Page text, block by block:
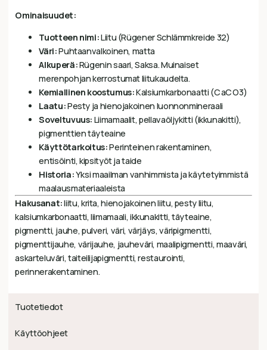
Ominaisuudet:
Tuotteen nimi:Liitu (Rügener Schlämmkreide 32)
Väri:Puhtaanvalkoinen, matta
Alkuperä:Rügenin saari, Saksa. Muinaiset
merenpohjan kerrostumat liitukaudelta.
Kemiallinen koostumus:Kalsiumkarbonaatti (CaCO3)
Laatu:Pesty ja hienojakoinen luonnonmineraali
Soveltuvuus: Liimamaalit, pellavaöljykitti (ikkunakitti),
pigmenttien täyteaine
Käyttötarkoitus:Perinteinen rakentaminen,
entisöinti, kipsityöt ja taide
Historia:Yksi maailman vanhimmista ja käytetyimmistä
maalausmateriaaleista
Hakusanat:liitu, krita, hienojakoinen liitu, pesty liitu,
kalsiumkarbonaatti, liimamaali, ikkunakitti, täyteaine,
pigmentti, jauhe, pulveri, väri, värjäys, väripigmentti,
pigmenttijauhe, värijauhe, jauheväri, maalipigmentti, maaväri,
askarteluväri, taiteilijapigmentti, restaurointi,
perinnerakentaminen.
Tuotetiedot
Käyttöohjeet